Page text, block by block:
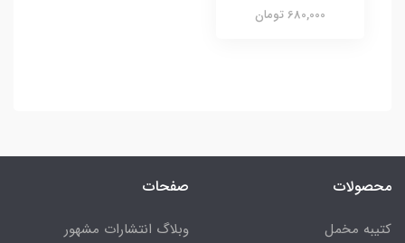
680,000 تومان
محصولات
کتیبه مخمل
صفحات
وبلاگ انتشارات مشهور